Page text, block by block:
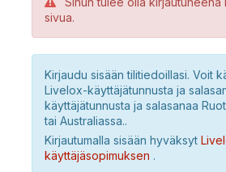
sivua.
Kirjaudu sisään tilitiedoillasi. Voit
Livelox-käyttäjätunnusta ja
käyttäjätunnusta ja salasanaa
tai Australiassa..
Kirjautumalla sisään hyväksyt
käyttäjäsopimuksen .